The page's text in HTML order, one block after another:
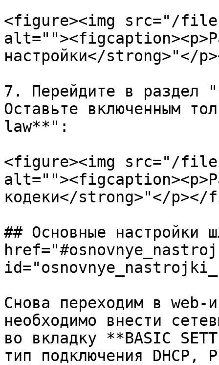
<figure><img src="/
настройки</strong>"</
7. Перейдите в раздел
Оставьте включенным
law**":
<figure><img src="/files/
кодеки</strong>"</
## Основные настройки
Снова переходим в web-
необходимо внести
во вкладку **BASIC
тип подключения DHCP,